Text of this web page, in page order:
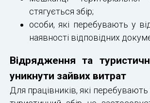
стягується збір;
особи, які перебувають у
наявності відповідних
Відрядження та
уникнути зайвих витрат
Для працівників, які перебувають